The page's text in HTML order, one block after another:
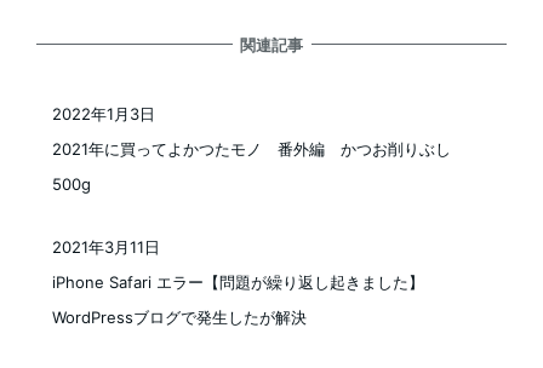
関連記事
2021年に買ってよかつたモノ 番外編 かつお削りぶし
500g
2022年1月3日
iPhone Safari エラー【問題が繰り返し起きました】
WordPressブログで発生したが解決
2021年3月11日